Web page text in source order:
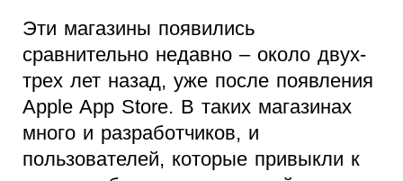
Эти магазины появились
сравнительно недавно – около двух-
трех лет назад, уже после появления
Apple App Store. В таких магазинах
много и разработчиков, и
пользователей, которые привыкли к